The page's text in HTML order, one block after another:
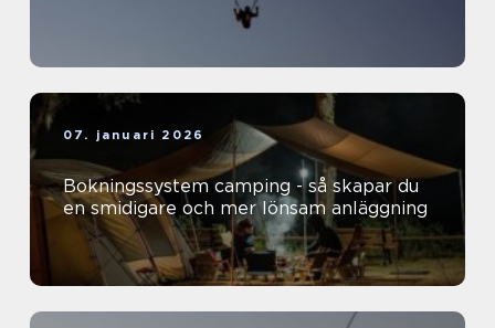
07. januari 2026
Bokningssystem camping - så skapar du
en smidigare och mer lönsam anläggning